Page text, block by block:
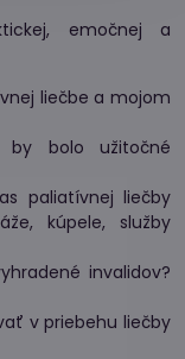
emočnej a
liečbe a mojom
by bolo užitočné
paliatívnej liečby
kúpele, služby
invalidov?
v priebehu liečby